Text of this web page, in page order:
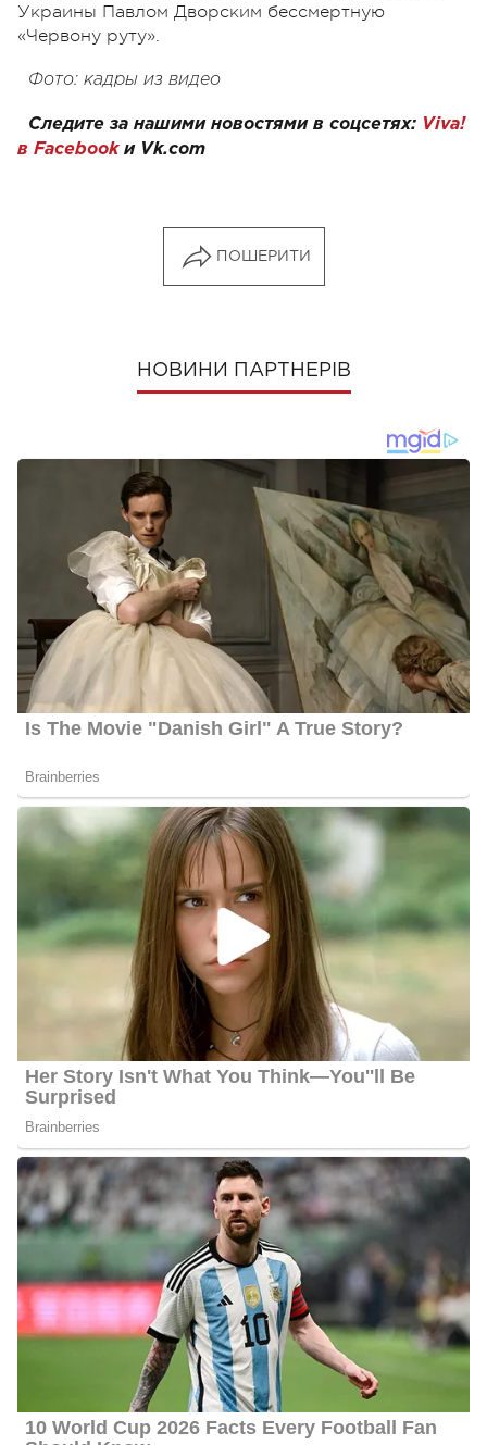
Украины Павлом Дворским бессмертную
«Червону руту».
Фото: кадры из видео
Следите за нашими новостями в соцсетях: Viva!
в Facebookи Vk.com
ПОШЕРИТИ
НОВИНИ ПАРТНЕРІВ